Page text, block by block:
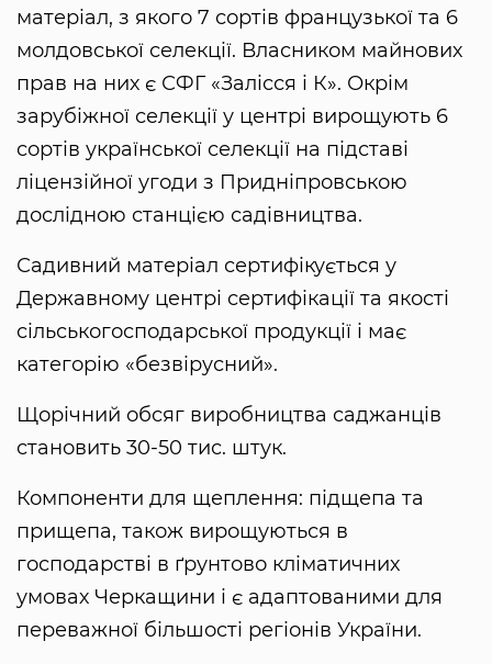
матеріал, з якого 7 сортів французької та 6
молдовської селекції. Власником майнових
прав на них є СФГ «Залісся і К». Окрім
зарубіжної селекції у центрі вирощують 6
сортів української селекції на підставі
ліцензійної угоди з Придніпровською
дослідною станцією садівництва.
Садивний матеріал сертифікується у
Державному центрі сертифікації та якості
сільськогосподарської продукції і має
категорію «безвірусний».
Щорічний обсяг виробництва саджанців
становить 30-50 тис. штук.
Компоненти для щеплення: підщепа та
прищепа, також вирощуються в
господарстві в ґрунтово кліматичних
умовах Черкащини і є адаптованими для
переважної більшості регіонів України.